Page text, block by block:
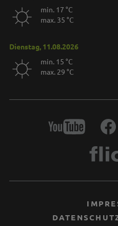
min. 17 °C
max. 35 °C
Dienstag, 11.08.2026
min. 15 °C
max. 29 °C